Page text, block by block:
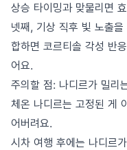
상승 타이밍과 맞물리면
넷째, 기상 직후 빛 노출
합하면 코르티솔 각성 반
어요.
주의할 점: 나디르가 밀리
체온 나디르는 고정된 게
어버려요.
시차 여행 후에는 나디르